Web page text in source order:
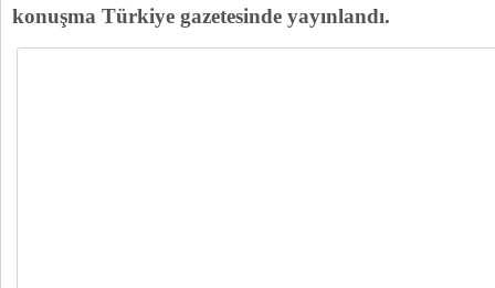
konuşma Türkiye gazetesinde yayınlandı.